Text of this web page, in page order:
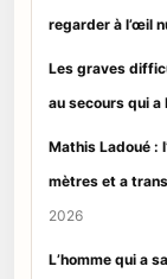
regarder à l’œil
Les graves
au secours qui
Mathis Ladoué :
mètres et a
2026
L’homme qui a